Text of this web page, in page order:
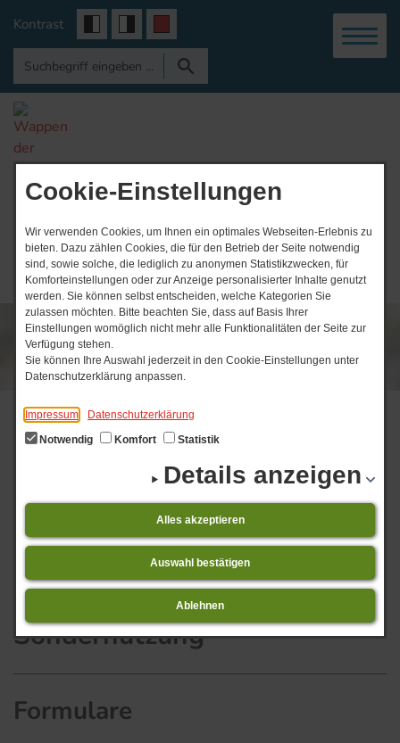
Cookie-Einstellungen
Wir verwenden Cookies, um Ihnen ein optimales Webseiten-Erlebnis zu
bieten. Dazu zählen Cookies, die für den Betrieb der Seite notwendig
sind, sowie solche, die lediglich zu anonymen Statistikzwecken, für
Komforteinstellungen oder zur Anzeige personalisierter Inhalte genutzt
werden. Sie können selbst entscheiden, welche Kategorien Sie
zulassen möchten. Bitte beachten Sie, dass auf Basis Ihrer
Einstellungen womöglich nicht mehr alle Funktionalitäten der Seite zur
Verfügung stehen.
Sie können Ihre Auswahl jederzeit in den Cookie-Einstellungen unter
Datenschutzerklärung anpassen.
Impressum
Datenschutzerklärung
Notwendig
Komfort Statistik
Details anzeigen
Alles akzeptieren
Auswahl bestätigen
Ablehnen
Kontrast
Veranstaltungs-Ticker
01.​08.​2026 bis 31.​08.​2026 Niederdorla -
Veranstaltungsübersicht 08.2026
Sondernutzung
Formulare